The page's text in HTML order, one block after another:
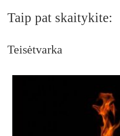
Taip pat skaitykite:
Teisėtvarka